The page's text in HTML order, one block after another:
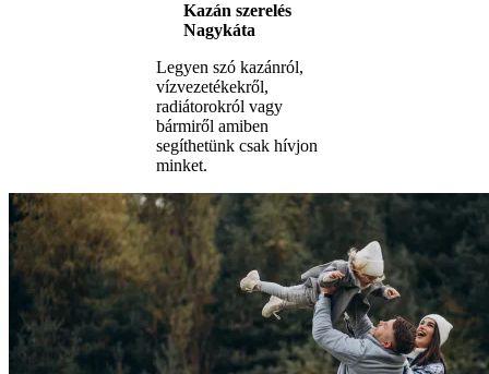
Kazán szerelés
Nagykáta
Legyen szó kazánról,
vízvezetékekről,
radiátorokról vagy
bármiről amiben
segíthetünk csak hívjon
minket.